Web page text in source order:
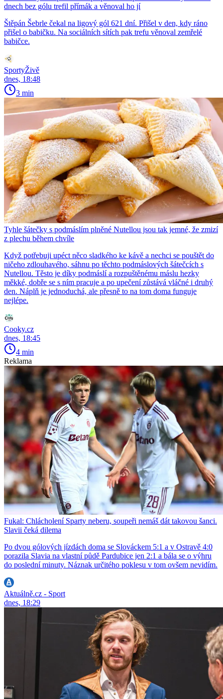
dnech bez gólu trefil přímák a věnoval ho jí
Štěpán Šebrle čekal na ligový gól 621 dní. Přišel v den, kdy ráno
přišel o babičku. Na sociálních sítích pak trefu věnoval zemřelé
babičce.
SportyŽivě
dnes, 18:48
3 min
Tyhle šátečky s podmáslím plněné Nutellou jsou tak jemné, že zmizí
z plechu během chvíle
Když potřebuji upéct něco sladkého ke kávě a nechci se pouštět do
ničeho zdlouhavého, sáhnu po těchto podmáslových šátečcích s
Nutellou. Těsto je díky podmáslí a rozpuštěnému máslu hezky
měkké, dobře se s ním pracuje a po upečení zůstává vláčné i druhý
den. Náplň je jednoduchá, ale přesně to na tom doma funguje
nejlépe.
Cooky.cz
dnes, 18:45
4 min
Reklama
Fukal: Chlácholení Sparty neberu, soupeři nemáš dát takovou šanci.
Slavii čeká dilema
Po dvou gólových jízdách doma se Slováckem 5:1 a v Ostravě 4:0
porazila Slavia na vlastní půdě Pardubice jen 2:1 a bála se o výhru
do poslední minuty. Náznak určitého poklesu v tom ovšem nevidím.
Aktuálně.cz - Sport
dnes, 18:29